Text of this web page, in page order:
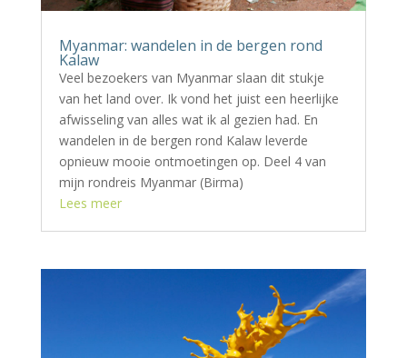
Myanmar: wandelen in de bergen rond
Kalaw
Veel bezoekers van Myanmar slaan dit stukje
van het land over. Ik vond het juist een heerlijke
afwisseling van alles wat ik al gezien had. En
wandelen in de bergen rond Kalaw leverde
opnieuw mooie ontmoetingen op. Deel 4 van
mijn rondreis Myanmar (Birma)
Lees meer